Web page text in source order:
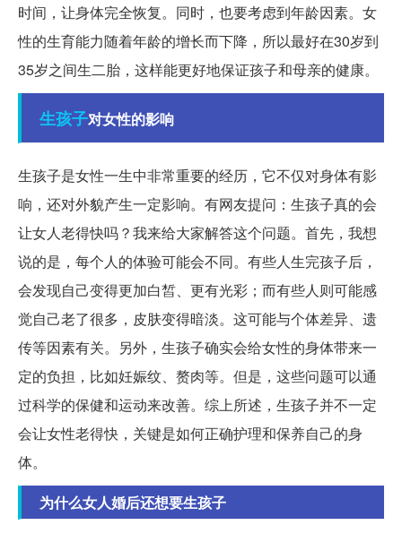
时间，让身体完全恢复。同时，也要考虑到年龄因素。女
性的生育能力随着年龄的增长而下降，所以最好在30岁到
35岁之间生二胎，这样能更好地保证孩子和母亲的健康。
生孩子对女性的影响
生孩子是女性一生中非常重要的经历，它不仅对身体有影
响，还对外貌产生一定影响。有网友提问：生孩子真的会
让女人老得快吗？我来给大家解答这个问题。首先，我想
说的是，每个人的体验可能会不同。有些人生完孩子后，
会发现自己变得更加白皙、更有光彩；而有些人则可能感
觉自己老了很多，皮肤变得暗淡。这可能与个体差异、遗
传等因素有关。另外，生孩子确实会给女性的身体带来一
定的负担，比如妊娠纹、赘肉等。但是，这些问题可以通
过科学的保健和运动来改善。综上所述，生孩子并不一定
会让女性老得快，关键是如何正确护理和保养自己的身
体。
为什么女人婚后还想要生孩子